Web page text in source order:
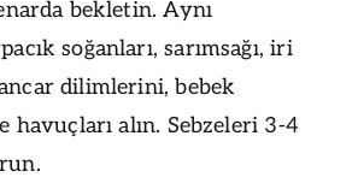
bekletin. Aynı
soğanları, sarımsağı, iri
dilimlerini, bebek
havuçları alın. Sebzeleri 3-4